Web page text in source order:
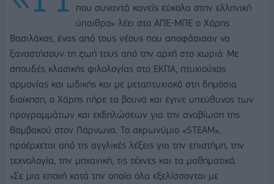
που συναντά κανείς εύκολα στην ελληνική
ύπαιθρο» λέει στο ΑΠΕ-ΜΠΕ ο Χάρης
Βασιλάκος, ένας από τους νέους που αποφάσισαν να
ξαναστήσουν τη ζωή τους από την αρχή στο χωριό. Με
σπουδές κλασικής φιλολογίας στο ΕΚΠΑ, πτυχιούχος
αρμονίας και ωδικής και με μεταπτυχιακό στη δημόσια
διοίκηση, ο Χάρης πήρε τα βουνά και έγινε υπεύθυνος των
προγραμμάτων και εκδηλώσεων για την αναβίωση της
Βαμβακού στον Πάρνωνα. Το ακρωνύμιο «STEAM»,
προέρχεται από τις αγγλικές λέξεις για την επιστήμη, την
τεχνολογία, την μηχανική, τις τέχνες και τα μαθηματικά.
«Σε μια εποχή κατά την οποία όλα εξελίσσονται με